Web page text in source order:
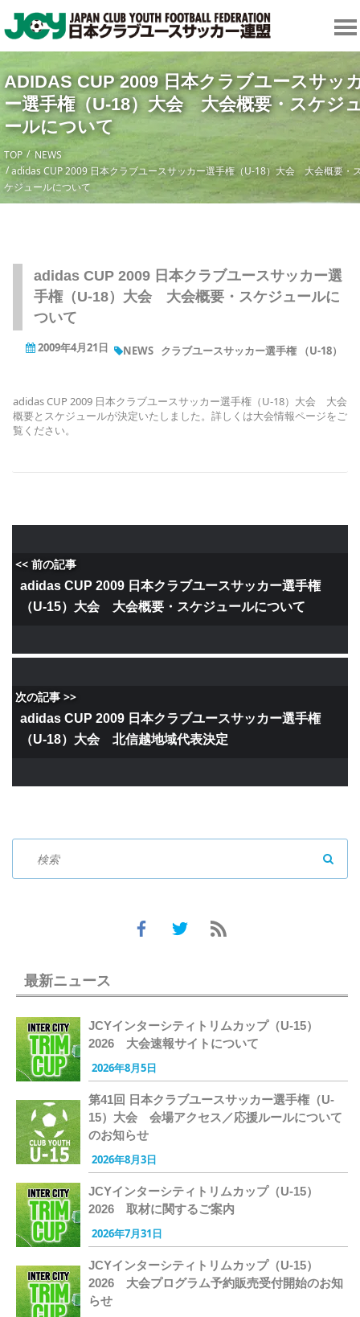
ADIDAS CUP 2009 日本クラブユースサッ
ー選手権（U-18）大会 大会概要・スケジ
ールについて
TOP
NEWS
adidas CUP 2009 日本クラブユースサッカー選手権（U-18）大会 大会概要・
ケジュールについて
adidas CUP 2009 日本クラブユースサッカー選
手権（U-18）大会 大会概要・スケジュールに
ついて
2009年4月21日 NEWS クラブユースサッカー選手権 （U-18）
adidas CUP 2009 日本クラブユースサッカー選手権（U-18）大会 大会
概要とスケジュールが決定いたしました。詳しくは大会情報ページをご
覧ください。
<< 前の記事
adidas CUP 2009 日本クラブユースサッカー選手権
（U-15）大会 大会概要・スケジュールについて
次の記事 >>
adidas CUP 2009 日本クラブユースサッカー選手権
（U-18）大会 北信越地域代表決定
最新ニュース
JCYインターシティトリムカップ（U-15）
2026 大会速報サイトについて
2026年8月5日
第41回 日本クラブユースサッカー選手権（U-
15）大会 会場アクセス／応援ルールについて
のお知らせ
2026年8月3日
JCYインターシティトリムカップ（U-15）
2026 取材に関するご案内
2026年7月31日
JCYインターシティトリムカップ（U-15）
2026 大会プログラム予約販売受付開始のお知
らせ